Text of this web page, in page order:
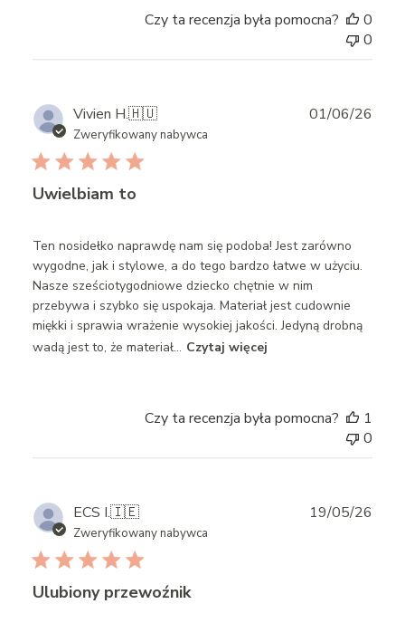
Czy ta recenzja była pomocna?
0
0
Vivien H.🇭🇺
Zweryfikowany nabywca
Uwielbiam to
Ten nosidełko naprawdę nam się podoba! Jest zarówno
wygodne, jak i stylowe, a do tego bardzo łatwe w użyciu.
Nasze sześciotygodniowe dziecko chętnie w nim
przebywa i szybko się uspokaja. Materiał jest cudownie
miękki i sprawia wrażenie wysokiej jakości. Jedyną drobną
wadą jest to, że materiał... Czytaj więcej
01/06/26
Czy ta recenzja była pomocna?
1
0
ECS I.🇮🇪
Zweryfikowany nabywca
Ulubiony przewoźnik
19/05/26